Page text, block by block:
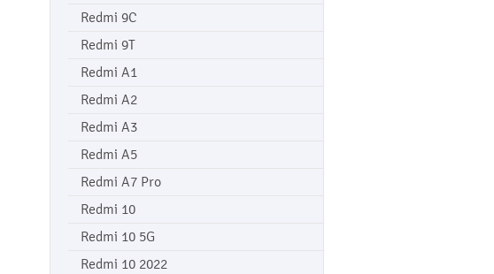
Redmi 9C
Redmi 9T
Redmi A1
Redmi A2
Redmi A3
Redmi A5
Redmi A7 Pro
Redmi 10
Redmi 10 5G
Redmi 10 2022